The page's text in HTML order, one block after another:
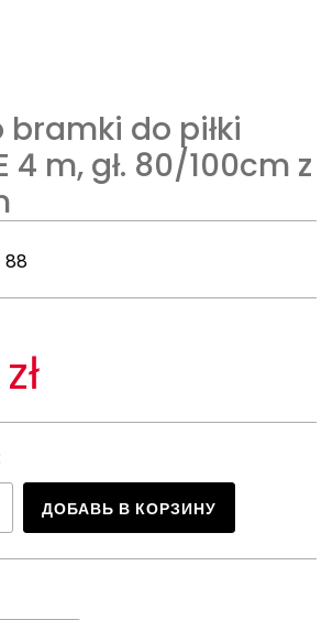
do piłki
4 m, gł. 80/100cm z
88
ДОБАВЬ В КОРЗИНУ